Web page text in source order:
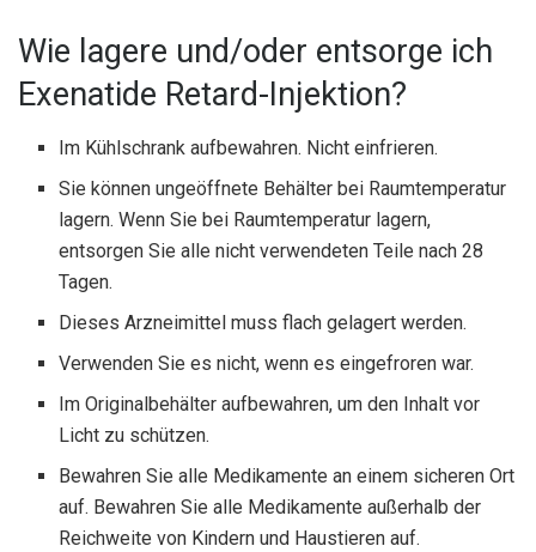
Wie lagere und/oder entsorge ich
Exenatide Retard-Injektion?
Im Kühlschrank aufbewahren. Nicht einfrieren.
Sie können ungeöffnete Behälter bei Raumtemperatur
lagern. Wenn Sie bei Raumtemperatur lagern,
entsorgen Sie alle nicht verwendeten Teile nach 28
Tagen.
Dieses Arzneimittel muss flach gelagert werden.
Verwenden Sie es nicht, wenn es eingefroren war.
Im Originalbehälter aufbewahren, um den Inhalt vor
Licht zu schützen.
Bewahren Sie alle Medikamente an einem sicheren Ort
auf. Bewahren Sie alle Medikamente außerhalb der
Reichweite von Kindern und Haustieren auf.